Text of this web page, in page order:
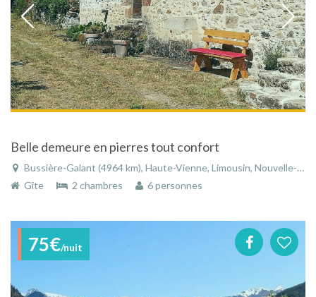
Belle demeure en pierres tout confort
Bussière-Galant (4964 km), Haute-Vienne, Limousin, Nouvelle-Aquitaine, France
Gîte
2 chambres 6 personnes
75€/nuit